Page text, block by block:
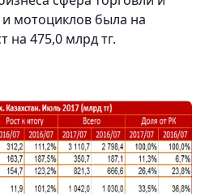
мотоциклов была на
на 475,0 млрд тг.